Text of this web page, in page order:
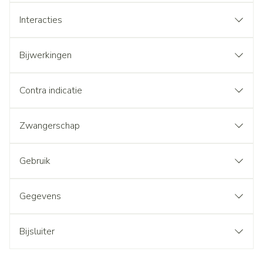
Interacties
Bijwerkingen
Contra indicatie
Zwangerschap
Gebruik
Gegevens
Bijsluiter